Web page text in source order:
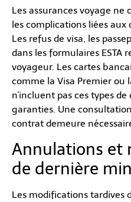
Les assurances voyage
les complications liées
Les refus de visa, les
dans les formulaires ESTA
voyageur. Les cartes
comme la Visa Premier ou
n'incluent pas ces types
garanties. Une
contrat demeure
Annulations et
de dernière
Les modifications tardives